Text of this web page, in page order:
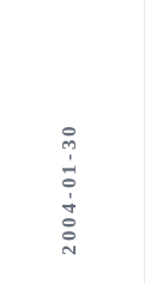
2004-01-30